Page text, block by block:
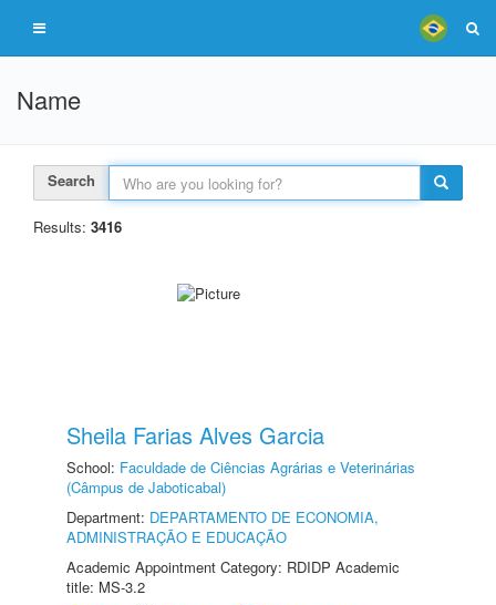
Name
Search
Results: 3416
Sheila Farias Alves Garcia
School: Faculdade de Ciências Agrárias e Veterinárias
(Câmpus de Jaboticabal)
Department: DEPARTAMENTO DE ECONOMIA,
ADMINISTRAÇÃO E EDUCAÇÃO
Academic Appointment Category: RDIDP Academic
title: MS-3.2